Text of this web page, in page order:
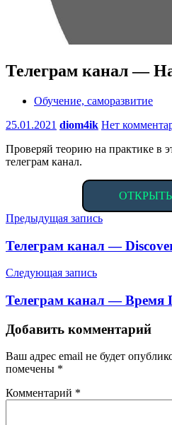
Телеграм канал —
Обучение, саморазвитие
25.01.2021 diom4ik Нет
Проверяй теорию на практике в
телеграм канал.
Навигация
по
записям
Предыдущая запись
Телеграм канал —
Следующая запись
Телеграм канал — Время
Добавить комментарий
Ваш адрес email не будет
помечены *
Комментарий *